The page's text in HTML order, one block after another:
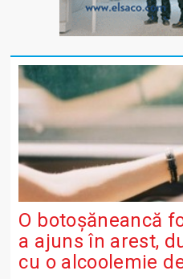
O botoșăneancă
a ajuns în arest,
cu o alcoolemie